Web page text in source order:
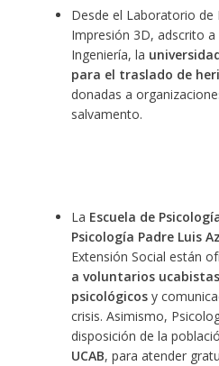
Desde el Laboratorio
Impresión 3D, adscrito a
Ingeniería, la
para el traslado de
donadas a
salvamento.
La Escuela de
Psicología Padre Luis
Extensión Social están
a voluntarios
psicológicosy
crisis. Asimismo,
disposición de la
UCAB, para atender